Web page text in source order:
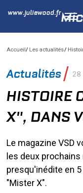
www.juliewood.fr
Accueil Les actualités
Actualités 28
HISTOIRE
X", DANS
Le magazine VSD
les deux
presqu'inédite en
"Mister X".